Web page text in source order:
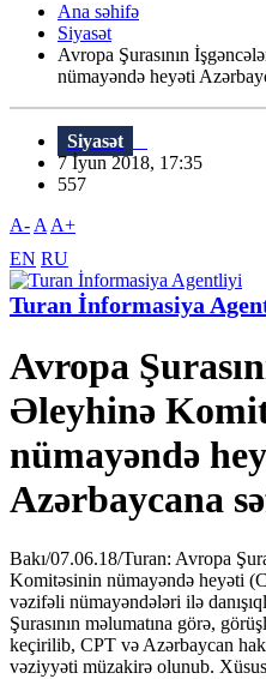
Ana səhifə
Siyasət
Avropa Şurasının
nümayəndə heyəti
Siyasət
7 İyun 2018, 17:35
557
A- A A+
EN RU
Turan İnformasiya
Avropa
Əleyhinə
nümayəndə
Azərbaycana
Bakı/07.06.18/Turan: Avropa
Komitəsinin nümayəndə heyəti
vəzifəli nümayəndələri ilə
Şurasının məlumatına görə,
keçirilib, CPT və Azərbaycan
vəziyyəti müzakirə olunub.